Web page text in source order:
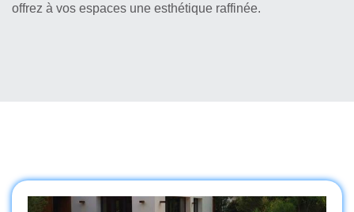
offrez à vos espaces une esthétique raffinée.